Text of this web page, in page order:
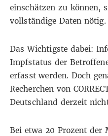
einschätzen zu können,
vollständige Daten nötig.
Das Wichtigste dabei:
Impfstatus der
erfasst werden. Doch
Recherchen von
Deutschland derzeit
Bei etwa 20 Prozent der